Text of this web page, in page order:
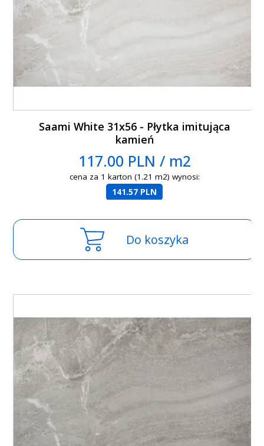
Saami White 31x56 - Płytka imitująca
kamień
117.00 PLN / m2
cena za 1 karton (1.21 m2) wynosi:
141.57 PLN
Do koszyka